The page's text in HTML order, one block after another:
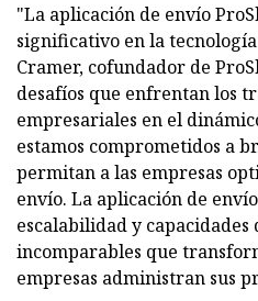
"La aplicación de envío
significativo en la
Cramer, cofundador de
desafíos que enfrentan los
empresariales en el
estamos comprometidos a
permitan a las empresas
envío. La aplicación de
escalabilidad y
incomparables que
empresas administran sus